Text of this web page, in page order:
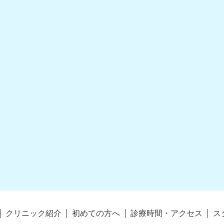
クリニック紹介 初めての方へ 診療時間・アクセス ス